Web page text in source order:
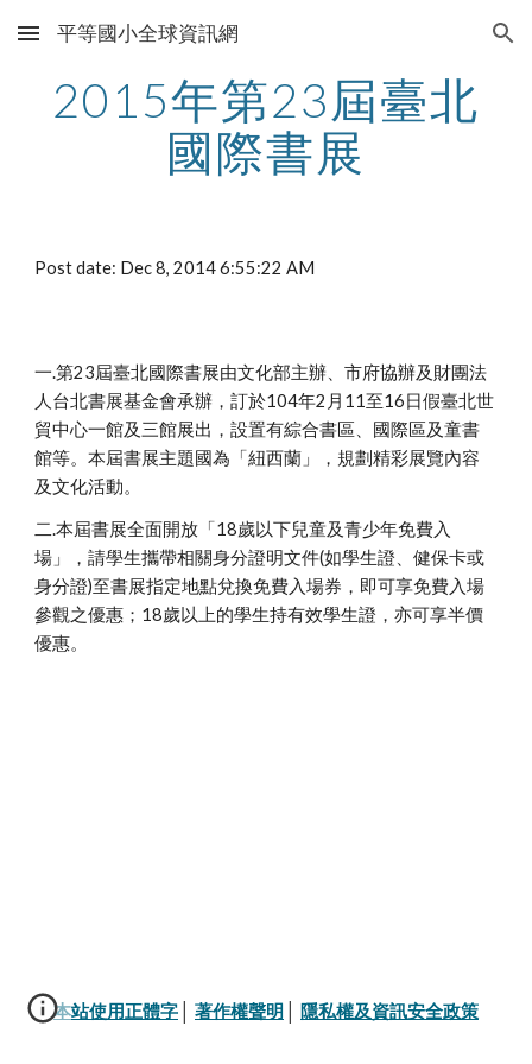
Skip to main content Skip to navigation
平等國小全球資訊網
2015年第23屆臺北
國際書展
Post date: Dec 8, 2014 6:55:22 AM
一.第23屆臺北國際書展由文化部主辦、市府協辦及財團法
人台北書展基金會承辦，訂於104年2月11至16日假臺北世
貿中心一館及三館展出，設置有綜合書區、國際區及童書
館等。本屆書展主題國為「紐西蘭」，規劃精彩展覽內容
及文化活動。
二.本屆書展全面開放「18歲以下兒童及青少年免費入
場」，請學生攜帶相關身分證明文件(如學生證、健保卡或
身分證)至書展指定地點兌換免費入場券，即可享免費入場
參觀之優惠；18歲以上的學生持有效學生證，亦可享半價
優惠。
本站使用正體字 著作權聲明 隱私權及資訊安全政策